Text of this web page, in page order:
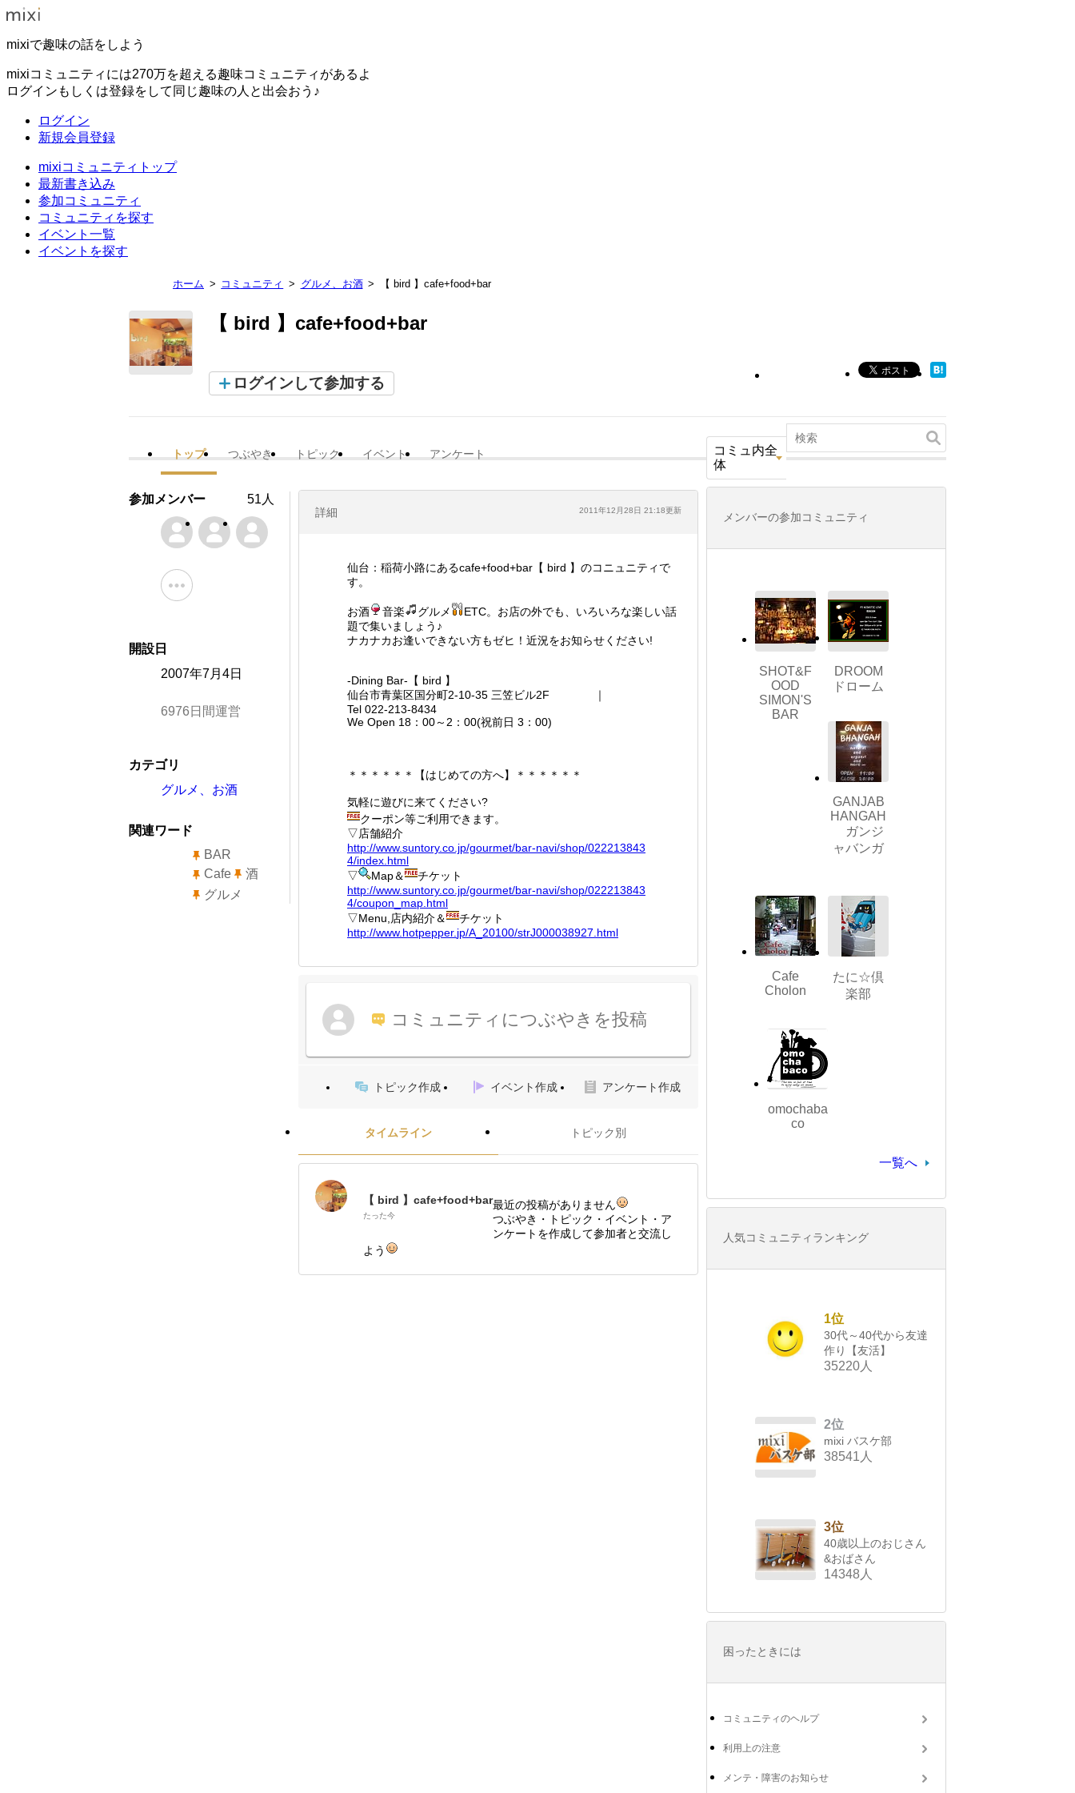
mixiで趣味の話をしよう
mixiコミュニティには270万を超える趣味コミュニティがあるよ
ログインもしくは登録をして同じ趣味の人と出会おう♪
ログイン
新規会員登録
mixiコミュニティトップ
最新書き込み
参加コミュニティ
コミュニティを探す
イベント一覧
イベントを探す
ホーム コミュニティ グルメ、お酒 【 bird 】cafe+food+bar
【 bird 】cafe+food+bar
ログインして参加する
トップ つぶやき トピック イベント アンケート
コミュ内全
体
詳細 2011年12月28日 21:18更新
仙台：稲荷小路にあるcafe+food+bar【 bird 】のコニュニティで
す。
お酒 音楽 グルメ
ETC。お店の外でも、いろいろな楽しい話
題で集いましょう♪
ナカナカお逢いできない方もゼヒ！近況をお知らせください!
-Dining Bar-【 bird 】
仙台市青葉区国分町2-10-35 三笠ビル2F ｜
Tel 022-213-8434
We Open 18：00～2：00(祝前日 3：00)
＊＊＊＊＊＊【はじめての方へ】＊＊＊＊＊＊
気軽に遊びに来てください?
クーポン等ご利用できます。
▽店舗紹介
http://www.suntory.co .jp/gourmet/bar-navi/shop/022213843
4/index .html
▽
Map＆
チケット
http://www.suntory.co .jp/gourmet/bar-navi/shop/022213843
4/coupon_map.html
▽Menu,店内紹介＆
チケット
http://www.hotpepper. jp/A_20100/strJ000038927.html
コミュニティにつぶやきを投稿
トピック作成 イベント作成 アンケート作成
タイムライン トピック別
【 bird 】cafe+food+bar
たった今
最近の投稿がありません
つぶやき・トピック・イベント・ア
ンケートを作成して参加者と交流し
よう
参加メンバー 51人
開設日
2007年7月4日
6976日間運営
カテゴリ
グルメ、お酒
関連ワード
BAR
Cafe
酒
グルメ
メンバーの参加コミュニティ
SHOT&F
OOD
SIMON'S
BAR
DROOM
ドローム
GANJAB
HANGAH
ガンジ
ャバンガ
Cafe
Cholon
たに☆倶
楽部
omochaba
co
一覧へ
人気コミュニティランキング
1位
30代～40代から友達
作り【友活】
35220人
2位
mixi バスケ部
38541人
3位
40歳以上のおじさん
&おばさん
14348人
困ったときには
コミュニティのヘルプ
利用上の注意
メンテ・障害のお知らせ